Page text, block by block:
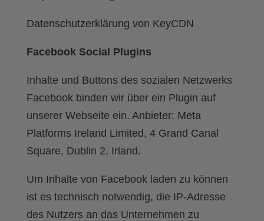
Datenschutzerklärung von KeyCDN
Facebook Social Plugins
Inhalte und Buttons des sozialen Netzwerks
Facebook binden wir über ein Plugin auf
unserer Webseite ein. Anbieter: Meta
Platforms Ireland Limited, 4 Grand Canal
Square, Dublin 2, Irland.
Um Inhalte von Facebook laden zu können
ist es technisch notwendig, die IP-Adresse
des Nutzers an das Unternehmen zu